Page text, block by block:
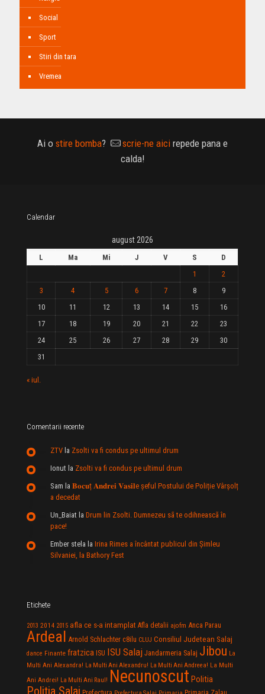
Social
Sport
Stiri din tara
Vremea
Ai o stire bomba? scrie-ne aici repede pana e
calda!
Calendar
august 2026
L Ma Mi J V S
D
1
2
3
4 5 6 7 8
9
10
11 12 13 14 15
16
17
18 19 20 21 22
23
24
25 26 27 28 29
30
31
« iul.
Comentarii recente
ZTV la Zsolti va fi condus pe ultimul drum
Ionut la Zsolti va fi condus pe ultimul drum
Sam la 𝐁𝐨𝐜𝐮ț 𝐀𝐧𝐝𝐫𝐞𝐢 𝐕𝐚𝐬𝐢𝐥e şeful Postului de Poliție Vârșolț
a decedat
Un_Baiat la Drum lin Zsolti. Dumnezeu sã te odihneascã în
pace!
Ember stela la Irina Rimes a încântat publicul din Şimleu
Silvaniei, la Bathory Fest
Etichete
2013 2014 2015 afla ce s-a intamplat Afla detalii ajofm Anca Parau
Ardeal Arnold Schlachter c8ilu CLUJ Consiliul Judetean Salaj
dance Finante fratzica ISU ISU Salaj Jandarmeria Salaj Jibou La
Multi Ani Alexandra! La Multi Ani Alexandru! La Multi Ani Andreea! La Multi
Ani Andrei! La Multi Ani Raul! Necunoscut Politia